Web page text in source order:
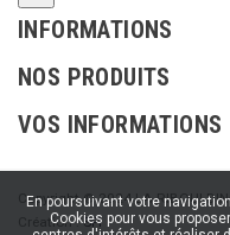
INFORMATIONS
NOS PRODUITS
VOS INFORMATIONS
Copyright © 2024 LA
Création :SFI
En poursuivant votre
Cookies pour vous